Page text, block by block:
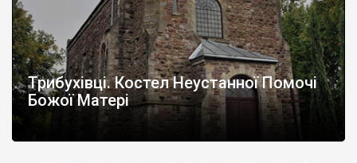
Трибухівці. Костел Неустанної Помочі
Божої Матері